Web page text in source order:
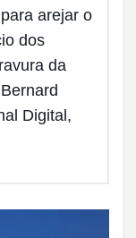
arejar o
dos
da
Digital,